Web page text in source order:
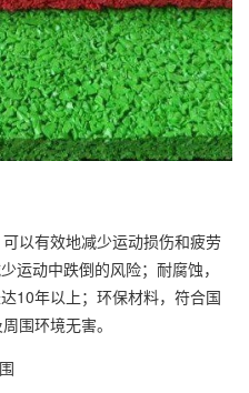
以有效地减少运动损伤和疲劳
运动中跌倒的风险；耐腐蚀，
10年以上；环保材料，符合国
围环境无害。